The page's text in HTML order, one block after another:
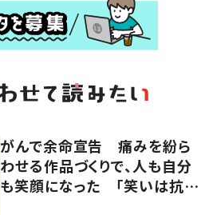
がんで余命宣告 痛みを紛ら
わせる作品づくりで、人も自分
も笑顔になった 「笑いは抗が